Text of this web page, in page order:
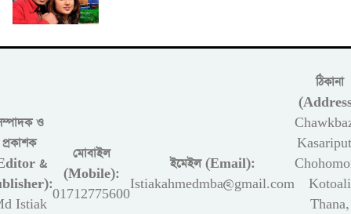
ও
প্রকাশক
&
Istiak
মোবাইল
(Mobile):
01712775600
ইমেইল (Email):
Istiakahmedmba@gmail.com
ঠিকানা
Kotoali
Thana,